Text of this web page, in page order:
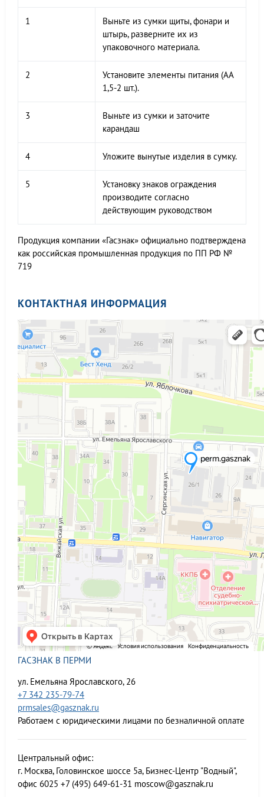
1
Выньте из сумки щиты, фонари и
штырь, разверните их из
упаковочного материала.
2
Установите элементы питания (АА
1,5-2 шт.).
3
Выньте из сумки и заточите
карандаш
4 Уложите вынутые изделия в сумку.
5
Установку знаков ограждения
производите согласно
действующим руководством
Продукция компании «Гасзнак» официально подтверждена
как российская промышленная продукция по ПП РФ №
719
КОНТАКТНАЯ ИНФОРМАЦИЯ
ГАСЗНАК В ПЕРМИ
ул. Емельяна Ярославского, 26
+7 342 235-79-74
prmsales@gasznak.ru
Работаем с юридическими лицами по безналичной оплате
Центральный офис:
г. Москва, Головинское шоссе 5а, Бизнес-Центр "Водный",
офис 6025 +7 (495) 649-61-31 moscow@gasznak.ru